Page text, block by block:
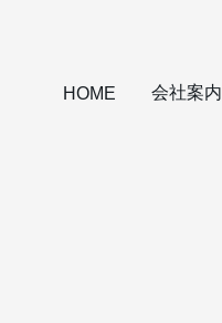
HOME 会社案内